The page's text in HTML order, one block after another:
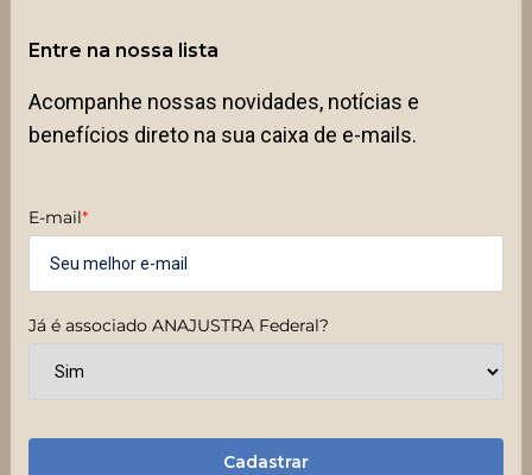
Entre na nossa lista
Acompanhe nossas novidades, notícias e
benefícios direto na sua caixa de e-mails.
E-mail*
Já é associado ANAJUSTRA Federal?
Cadastrar